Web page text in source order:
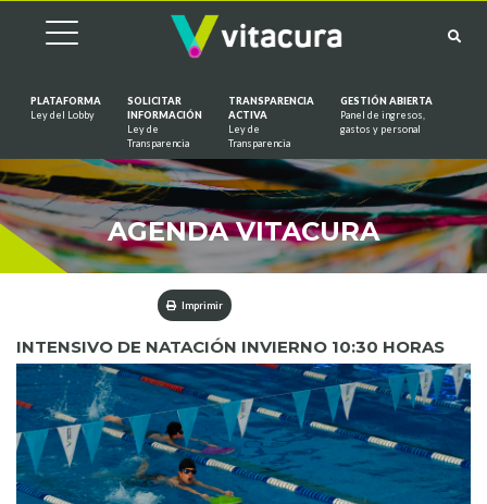
PLATAFORMA
Ley del Lobby
SOLICITAR
INFORMACIÓN
Ley de
Transparencia
TRANSPARENCIA
ACTIVA
Ley de
Transparencia
GESTIÓN ABIERTA
Panel de ingresos,
gastos y personal
AGENDA VITACURA
Imprimir
INTENSIVO DE NATACIÓN INVIERNO 10:30 HORAS